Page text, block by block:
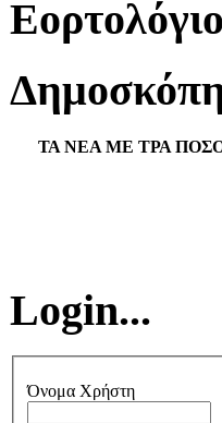
Εορτολόγιο
ΤΑ ΝΕΑ ΜΕ ΤΡΑ
Login...
Όνομα Χρήστη